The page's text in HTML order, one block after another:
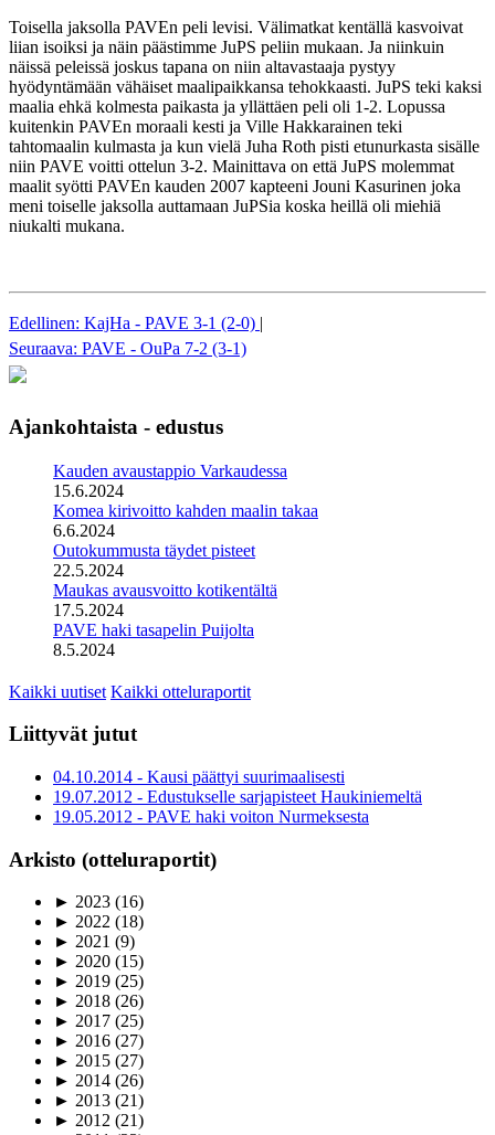
Toisella jaksolla PAVEn peli levisi. Välimatkat kentällä kasvoivat
liian isoiksi ja näin päästimme JuPS peliin mukaan. Ja niinkuin
näissä peleissä joskus tapana on niin altavastaaja pystyy
hyödyntämään vähäiset maalipaikkansa tehokkaasti. JuPS teki kaksi
maalia ehkä kolmesta paikasta ja yllättäen peli oli 1-2. Lopussa
kuitenkin PAVEn moraali kesti ja Ville Hakkarainen teki
tahtomaalin kulmasta ja kun vielä Juha Roth pisti etunurkasta sisälle
niin PAVE voitti ottelun 3-2. Mainittava on että JuPS molemmat
maalit syötti PAVEn kauden 2007 kapteeni Jouni Kasurinen joka
meni toiselle jaksolla auttamaan JuPSia koska heillä oli miehiä
niukalti mukana.
Edellinen: KajHa - PAVE 3-1 (2-0) |
Seuraava: PAVE - OuPa 7-2 (3-1)
Ajankohtaista - edustus
Kauden avaustappio Varkaudessa
15.6.2024
Komea kirivoitto kahden maalin takaa
6.6.2024
Outokummusta täydet pisteet
22.5.2024
Maukas avausvoitto kotikentältä
17.5.2024
PAVE haki tasapelin Puijolta
8.5.2024
Kaikki uutiset Kaikki otteluraportit
Liittyvät jutut
04.10.2014 - Kausi päättyi suurimaalisesti
19.07.2012 - Edustukselle sarjapisteet Haukiniemeltä
19.05.2012 - PAVE haki voiton Nurmeksesta
Arkisto (otteluraportit)
► 2023 (16)
► 2022 (18)
► 2021 (9)
► 2020 (15)
► 2019 (25)
► 2018 (26)
► 2017 (25)
► 2016 (27)
► 2015 (27)
► 2014 (26)
► 2013 (21)
► 2012 (21)